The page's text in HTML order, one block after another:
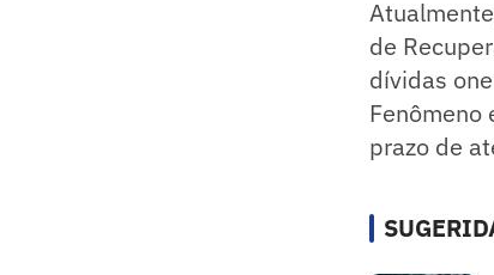
de
dívidas
Fenômeno
prazo de